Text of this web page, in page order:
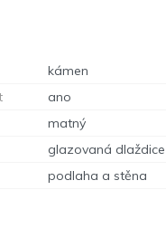
kámen
ano
matný
glazovaná dlaždice
podlaha a stěna